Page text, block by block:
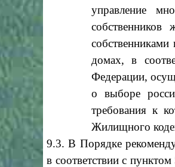
управление
домах, в
Федерации,
о выборе
требования к
Жилищного
9.3. В Порядке
в соответствии с